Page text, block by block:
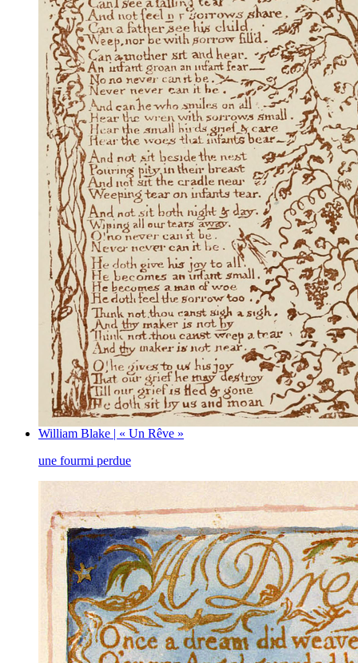
William Blake | « Un Rêve »
une fourmi perdue